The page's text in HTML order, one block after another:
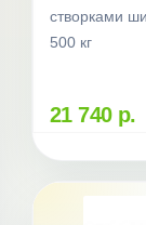
створками
500 кг
21 740 р.